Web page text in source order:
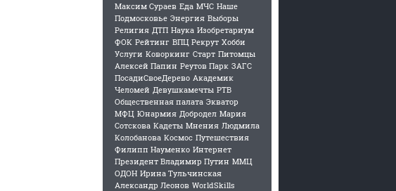
Максим Сураев Еда МЧС Наше
Подмосковье Энергия Выборы
Религия ДТП Наука Изобретариум
ФОК Рейтинг ВПЦ Рекрут Хобби
Услуги Коворкинг Старт Питомцы
Алексей Папин Реутов Парк ЗАГС
ПосадиСвоеДерево Академик
Челомей Девушкамечты РТВ
Общественная палата Экватор
МФЦ Юнармия Добродел Мария
Сотскова Кадеты Мнения Людмила
Колобанова Космос Путешествия
Филипп Науменко Интернет
Президент Владимир Путин ММЦ
ОДОН Ирина Тульчинская
Александр Леонов WorldSkills